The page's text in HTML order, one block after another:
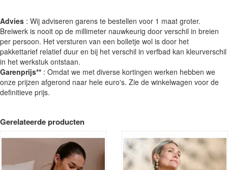
Advies : Wij adviseren garens te bestellen voor 1 maat groter.
Breiwerk is nooit op de millimeter nauwkeurig door verschil in breien
per persoon. Het versturen van een bolletje wol is door het
pakkettarief relatief duur en bij het verschil in verfbad kan kleurverschil
in het werkstuk ontstaan.
Garenprijs** : Omdat we met diverse kortingen werken hebben we
onze prijzen afgerond naar hele euro's. Zie de winkelwagen voor de
definitieve prijs.
Gerelateerde producten